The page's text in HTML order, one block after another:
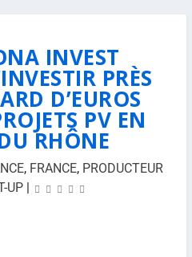
INVEST
PRÈS
D’EUROS
PV EN
RHÔNE
, FRANCE, PRODUCTEUR
UP |